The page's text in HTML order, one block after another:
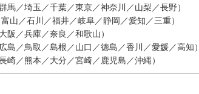
馬／埼玉／千葉／東京／神奈川／山梨／長野）
山／石川／福井／岐阜／静岡／愛知／三重）
阪／兵庫／奈良／和歌山）
島／鳥取／島根／山口／徳島／香川／愛媛／高知）
崎／熊本／大分／宮崎／鹿児島／沖縄）